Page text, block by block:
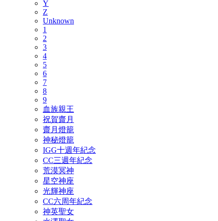
Y
Z
Unknown
1
2
3
4
5
6
7
8
9
血族親王
祝賀齋月
齋月燈籠
神秘燈籠
IGG十週年紀念
CC三週年紀念
荒漠冥神
星空神座
光輝神座
CC六周年紀念
神英聖女